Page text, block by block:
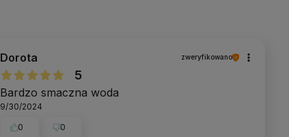
Dorota zweryfikowano
5
Bardzo smaczna woda
9/30/2024
0 0